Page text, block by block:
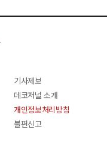
기사제보
데코저널 소개
개인정보처리방침
불편신고